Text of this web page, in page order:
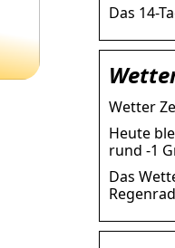
Das 14-
Wetter
Heute
rund -1
Das